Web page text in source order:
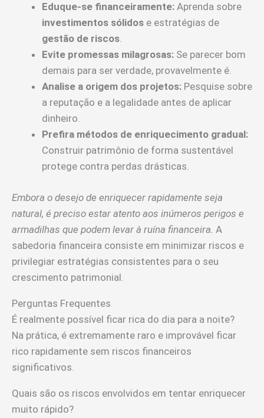
Eduque-se financeiramente: Aprenda sobre
investimentos sólidos e estratégias de
gestão de riscos.
Evite promessas milagrosas: Se parecer bom
demais para ser verdade, provavelmente é.
Analise a origem dos projetos: Pesquise sobre
a reputação e a legalidade antes de aplicar
dinheiro.
Prefira métodos de enriquecimento gradual:
Construir patrimônio de forma sustentável
protege contra perdas drásticas.
Embora o desejo de enriquecer rapidamente seja
natural, é preciso estar atento aos inúmeros perigos e
armadilhas que podem levar à ruína financeira. A
sabedoria financeira consiste em minimizar riscos e
privilegiar estratégias consistentes para o seu
crescimento patrimonial.
Perguntas Frequentes
É realmente possível ficar rica do dia para a noite?
Na prática, é extremamente raro e improvável ficar
rico rapidamente sem riscos financeiros
significativos.
Quais são os riscos envolvidos em tentar enriquecer
muito rápido?